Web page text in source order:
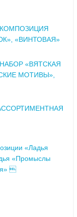
«ВИНТОВАЯ»
«ВЯТСКАЯ
МОТИВЫ»,
«Ладья
«Промыслы
